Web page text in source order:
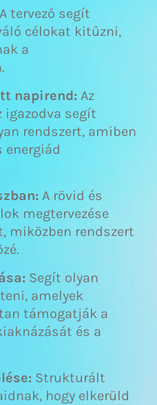
tervező segít
célokat kitűzni,
a
napirend:Az
igazodva segít
rendszert, amiben
energiád
A rövid és
megtervezése
miközben rendszert
Segít olyan
amelyek
támogatják a
és a
Strukturált
hogy elkerüld